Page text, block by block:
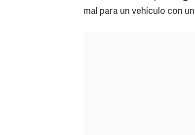
mal para un vehículo con